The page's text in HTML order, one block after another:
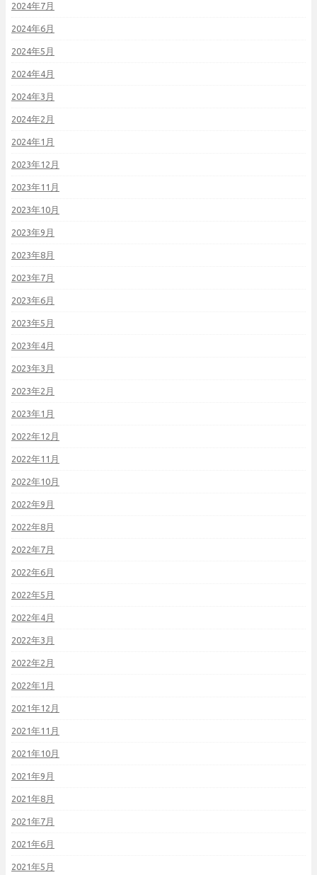
2024年7月
2024年6月
2024年5月
2024年4月
2024年3月
2024年2月
2024年1月
2023年12月
2023年11月
2023年10月
2023年9月
2023年8月
2023年7月
2023年6月
2023年5月
2023年4月
2023年3月
2023年2月
2023年1月
2022年12月
2022年11月
2022年10月
2022年9月
2022年8月
2022年7月
2022年6月
2022年5月
2022年4月
2022年3月
2022年2月
2022年1月
2021年12月
2021年11月
2021年10月
2021年9月
2021年8月
2021年7月
2021年6月
2021年5月